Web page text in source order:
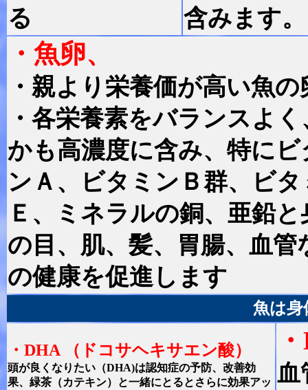
る
含みます。
・魚卵、
・親より栄養価が高い魚の
・各栄養素をバランスよ
かも高濃度に含み、特にビ
ンＡ、ビタミンＢ群、ビタ
Ｅ、ミネラルの銅、亜鉛と
の目、肌、髪、胃腸、血管
の健康を促進します
魚は身
・DHA （ドコサヘキサエン酸）
頭が良くなりたい（DHA)は認知症の予防、改善効
果、緑茶（カテキン）と一緒にとるとさらに効果アッ 血